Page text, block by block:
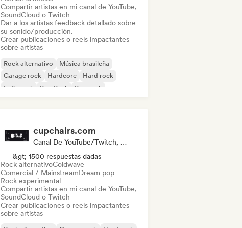
Compartir artistas en mi canal de YouTube,
SoundCloud o Twitch
Dar a los artistas feedback detallado sobre
su sonido/producción.
Crear publicaciones o reels impactantes
sobre artistas
Rock alternativo
Música brasileña
Garage rock
Hardcore
Hard rock
Indie rock
Pop Punk Pop rock
cupchairs.com
Canal De YouTube/Twitch, Medios De Comunicación/Periodista
&gt; 1500 respuestas dadas
Rock alternativoColdwave
Comercial / MainstreamDream pop
Rock experimental
Compartir artistas en mi canal de YouTube,
SoundCloud o Twitch
Crear publicaciones o reels impactantes
sobre artistas